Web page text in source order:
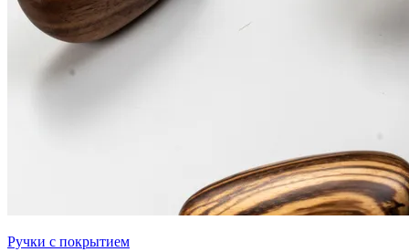
Ручки с покрытием